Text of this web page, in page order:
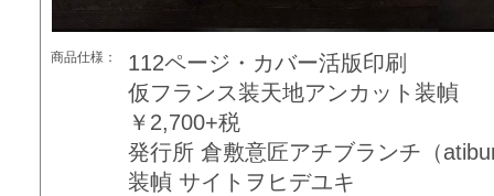
商品仕様：
112ページ・カバー活版印刷
仮フランス装天地アンカット装幀
￥2,700+税
発行所 倉敷意匠アチブランチ（
装幀 サイトヲヒデユキ